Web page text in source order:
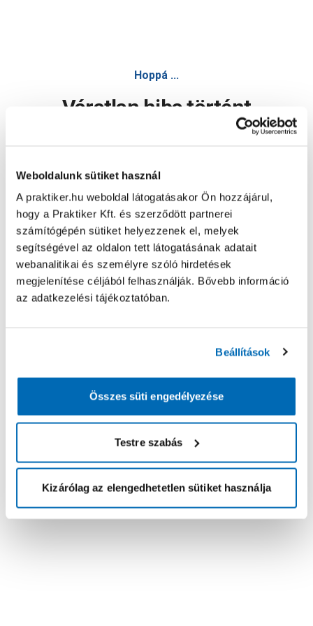
Weboldalunk sütiket használ
A praktiker.hu weboldal látogatásakor Ön hozzájárul,
hogy a Praktiker Kft. és szerződött partnerei
számítógépén sütiket helyezzenek el, melyek
segítségével az oldalon tett látogatásának adatait
webanalitikai és személyre szóló hirdetések
megjelenítése céljából felhasználják. Bővebb információ
az adatkezelési tájékoztatóban.
Beállítások
Összes süti engedélyezése
Testre szabás
Kizárólag az elengedhetetlen sütiket használja
Hoppá ...
Váratlan hiba történt
Oldal újratöltése